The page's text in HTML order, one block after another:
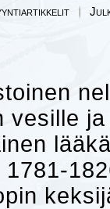
vesille ja
1781-